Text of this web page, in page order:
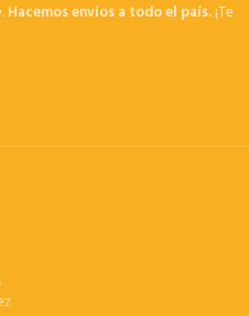
Hacemos envíos a todo el país.¡Te